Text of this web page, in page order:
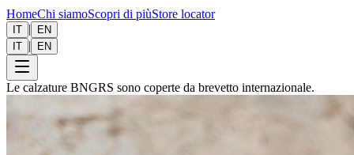
HomeChi siamoScopri di piùStore locator
IT |
EN
IT | EN
Le calzature BNGRS sono coperte da brevetto internazionale.